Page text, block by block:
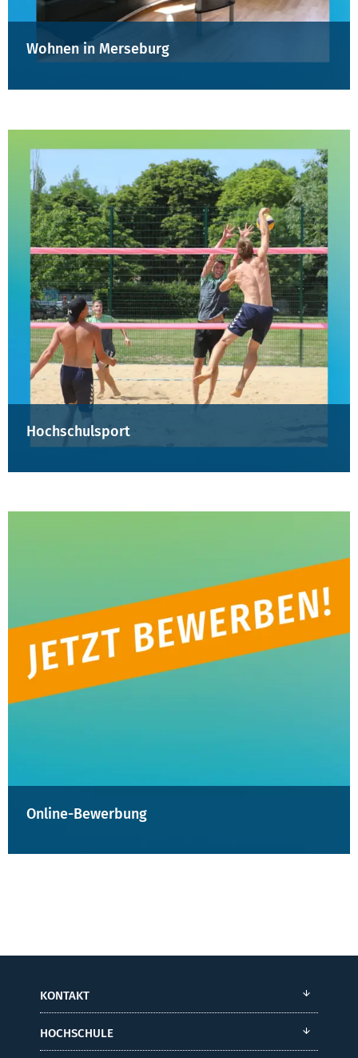
Wohnen in Merseburg
Hochschulsport
Online-Bewerbung
KONTAKT
HOCHSCHULE